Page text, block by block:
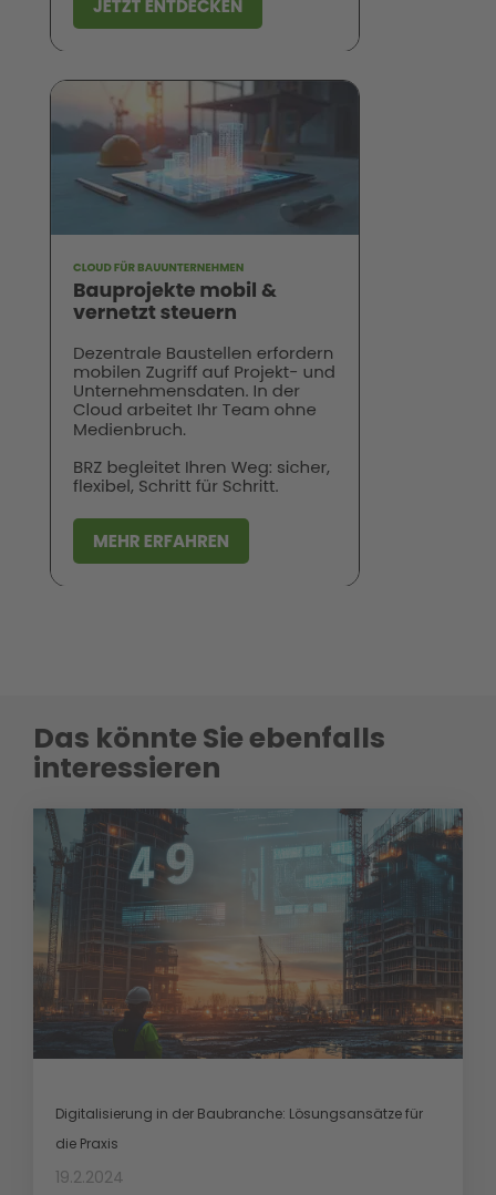
Das könnte Sie ebenfalls
interessieren
Digitalisierung in der Baubranche: Lösungsansätze für
die Praxis
19.2.2024